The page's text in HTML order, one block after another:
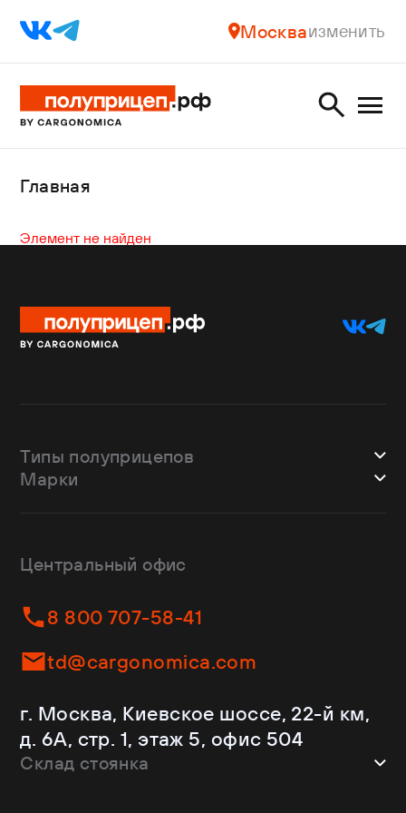
Москваизменить
Главная
Элемент не найден
Типы полуприцепов
Шторные
Изотермы
Контейнеровозы
Самосвалы
Ломовозы
С кониками
Рефрижераторы
Марки
Dongfeng
Helfimmer
JAC
Kassbohrer
Krone
Mercedes-Benz
Schmitz Cargobull
Shacman
Центральный офис
8 800 707-58-41
td@cargonomica.com
г. Москва, Киевское шоссе, 22-й км,
д. 6А, стр. 1, этаж 5, офис 504
Склад стоянка